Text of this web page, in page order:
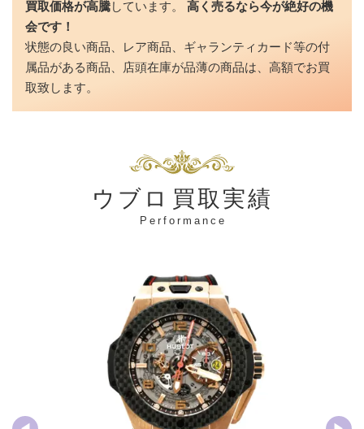
買取価格が高騰しています。 高く売るなら今が絶好の機
会です！
状態の良い商品、レア商品、ギャランティカード等の付
属品がある商品、店頭在庫が品薄の商品は、高額でお買
取致します。
ウブロ 買取実績
Performance